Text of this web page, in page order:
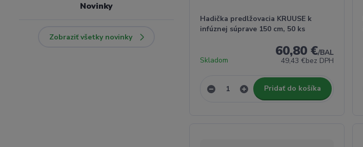
Hadička predlžovacia KRUUSE k
infúznej súprave 150 cm, 50 ks
60,80 €/BAL
49,43 €bez DPH
Skladom
Pridať do košíka
Novinky
Zobraziť všetky novinky